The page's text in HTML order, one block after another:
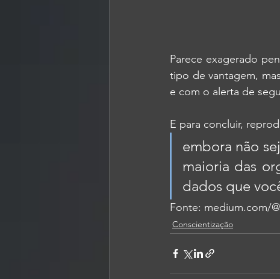
Parece exagerado
tipo de vantagem,
e com o alerta de
E para concluir,
embora não
maioria das
dados que
Fonte: medium.com/
Conscientização